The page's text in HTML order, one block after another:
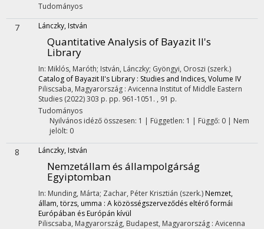
Tudományos
7 Lánczky, István
Quantitative Analysis of Bayazit II's
Library
In: Miklós, Maróth; István, Lánczky; Gyöngyi, Oroszi (szerk.)
Catalog of Bayazit II's Library : Studies and Indices, Volume IV
Piliscsaba, Magyarország : Avicenna Institut of Middle Eastern
Studies (2022)303 p. pp. 961-1051. , 91 p.
Tudományos
Nyilvános idéző összesen: 1 | Független: 1 | Függő: 0 | Nem
jelölt: 0
8 Lánczky, István
Nemzetállam és állampolgárság
Egyiptomban
In: Munding, Márta; Zachar, Péter Krisztián (szerk.) Nemzet,
állam, törzs, umma : A közösségszerveződés eltérő formái
Európában és Európán kívül
Piliscsaba, Magyarország, Budapest, Magyarország : Avicenna